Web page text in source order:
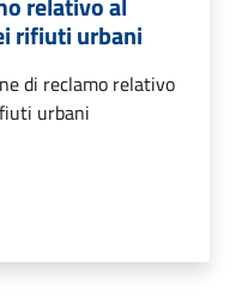
rifiuti urbani
di reclamo relativo
urbani